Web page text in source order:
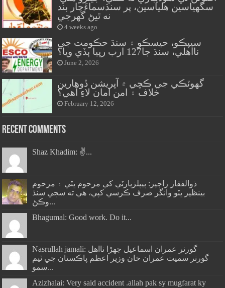
سگهياسين هلياسين، پر سنڌسماءَچار بند
نه ٿيڻ گهرجي
4 weeks ago
سيپڪو، حيسڪو ۽ سنڌ حڪومت جي
نااهلي، سنڌ جا127 ارب رپيا ٻڏي ويا؟
June 2, 2026
گهوٽڪي جي ڪچي ۾ آپريشن ڏوهارين
خلاف ۽ امن امان لاءِ آهي؟
February 12, 2026
Recent Comments
Shaz Khadim: ✌️...
ذوالفقار راڄپر: پيپلزپارٽي کي مرحوم ڀٽي ۽ مرحوم
بينظير ڀٽو وانگر صرف ڪرسي کپي، هي ته سڄي سنڌ
وڪڻ...
Bhagumal: Good work. Do it...
Nasrullah jamali: گورنر عمران اسماعيل جھڙا نااهل
گورنر سميت عمران خان وزير اعظم پاڪستان جي ٽيم
سمو...
Azizhalai: Very said accident .allah pak sy mugfarat ky